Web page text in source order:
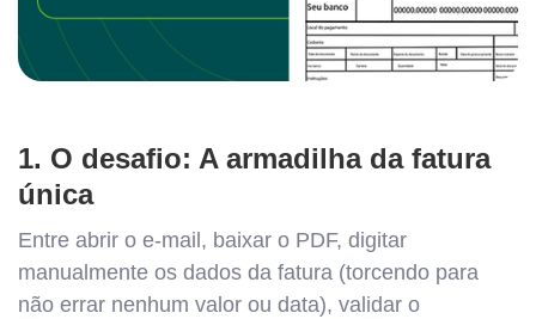
1. O desafio: A armadilha da fatura
única
Entre abrir o e-mail, baixar o PDF, digitar
manualmente os dados da fatura (torcendo para
não errar nenhum valor ou data), validar o